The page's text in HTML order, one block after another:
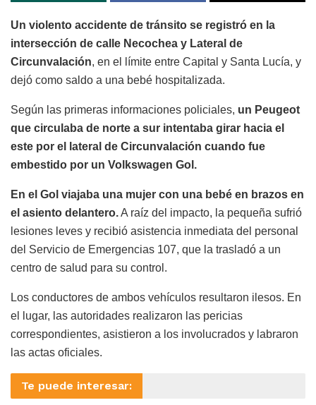
Un violento accidente de tránsito se registró en la
intersección de calle Necochea y Lateral de
Circunvalación, en el límite entre Capital y Santa Lucía, y
dejó como saldo a una bebé hospitalizada.
Según las primeras informaciones policiales, un Peugeot
que circulaba de norte a sur intentaba girar hacia el
este por el lateral de Circunvalación cuando fue
embestido por un Volkswagen Gol.
En el Gol viajaba una mujer con una bebé en brazos en
el asiento delantero.A raíz del impacto, la pequeña sufrió
lesiones leves y recibió asistencia inmediata del personal
del Servicio de Emergencias 107, que la trasladó a un
centro de salud para su control.
Los conductores de ambos vehículos resultaron ilesos. En
el lugar, las autoridades realizaron las pericias
correspondientes, asistieron a los involucrados y labraron
las actas oficiales.
Te puede interesar: